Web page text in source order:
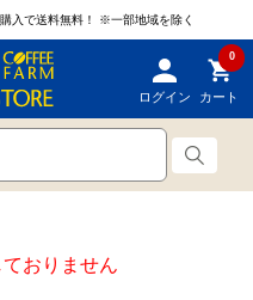
入で送料無料！ ※一部地域を除く
ログイン
0
カート
おりません